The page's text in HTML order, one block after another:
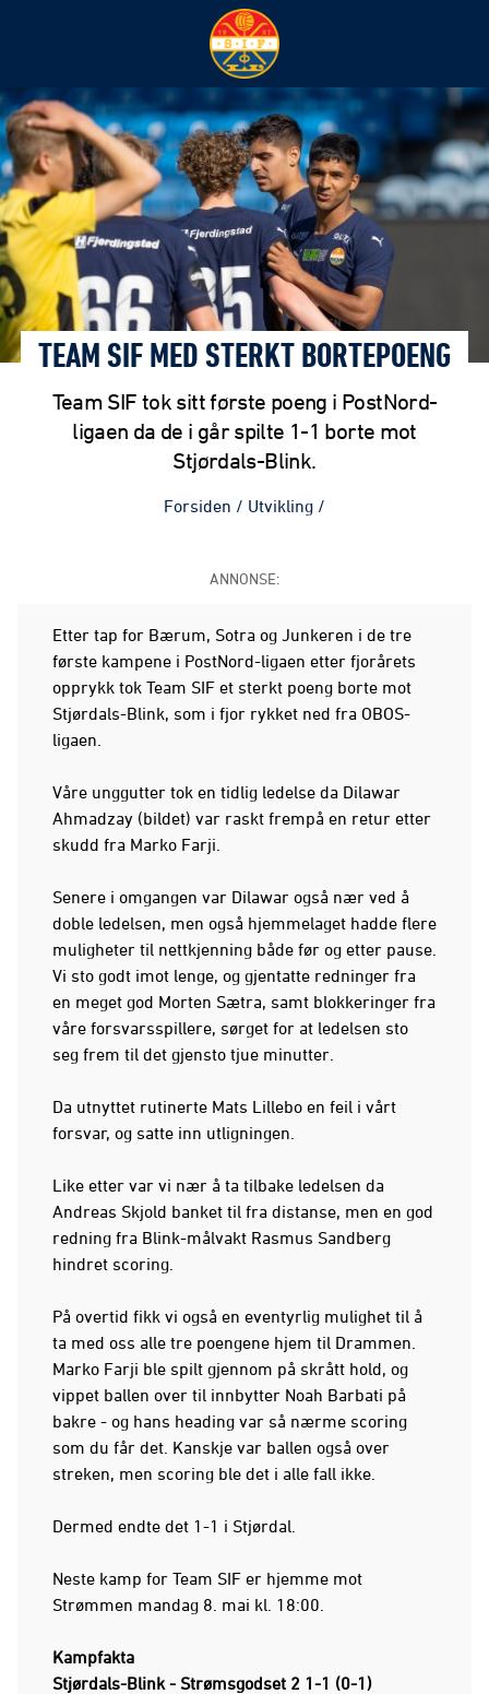
TEAM SIF MED STERKT BORTEPOENG
Team SIF tok sitt første poeng i PostNord-
ligaen da de i går spilte 1-1 borte mot
Stjørdals-Blink.
Forsiden / Utvikling /
ANNONSE:
Etter tap for Bærum, Sotra og Junkeren i de tre
første kampene i PostNord-ligaen etter fjorårets
opprykk tok Team SIF et sterkt poeng borte mot
Stjørdals-Blink, som i fjor rykket ned fra OBOS-
ligaen.
Våre unggutter tok en tidlig ledelse da Dilawar
Ahmadzay (bildet) var raskt frempå en retur etter
skudd fra Marko Farji.
Senere i omgangen var Dilawar også nær ved å
doble ledelsen, men også hjemmelaget hadde flere
muligheter til nettkjenning både før og etter pause.
Vi sto godt imot lenge, og gjentatte redninger fra
en meget god Morten Sætra, samt blokkeringer fra
våre forsvarsspillere, sørget for at ledelsen sto
seg frem til det gjensto tjue minutter.
Da utnyttet rutinerte Mats Lillebo en feil i vårt
forsvar, og satte inn utligningen.
Like etter var vi nær å ta tilbake ledelsen da
Andreas Skjold banket til fra distanse, men en god
redning fra Blink-målvakt Rasmus Sandberg
hindret scoring.
På overtid fikk vi også en eventyrlig mulighet til å
ta med oss alle tre poengene hjem til Drammen.
Marko Farji ble spilt gjennom på skrått hold, og
vippet ballen over til innbytter Noah Barbati på
bakre - og hans heading var så nærme scoring
som du får det. Kanskje var ballen også over
streken, men scoring ble det i alle fall ikke.
Dermed endte det 1-1 i Stjørdal.
Neste kamp for Team SIF er hjemme mot
Strømmen mandag 8. mai kl. 18:00.
Kampfakta
Stjørdals-Blink - Strømsgodset 2 1-1 (0-1)